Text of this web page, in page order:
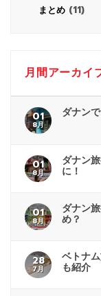
まとめ (11)
月間アーカイ
01
8月
ダナン
01
8月
ダナン
に！
01
8月
ダナン
め？
28
7月
ベトナ
も紹介